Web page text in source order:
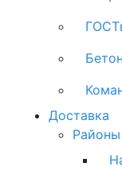
Доставка
Районы